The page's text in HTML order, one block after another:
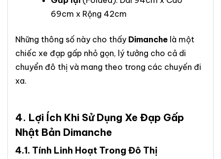
69cm x Rộng 42cm
Những thông số này cho thấy Dimanche là một
chiếc xe đạp gấp nhỏ gọn, lý tưởng cho cả di
chuyển đô thị và mang theo trong các chuyến đi
xa.
4. Lợi Ích Khi Sử Dụng Xe Đạp Gấp
Nhật Bản Dimanche
4.1. Tính Linh Hoạt Trong Đô Thị